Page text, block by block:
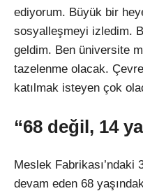
ediyorum. Büyük bir
sosyalleşmeyi izledim.
geldim. Ben üniversite
tazelenme olacak.
katılmak isteyen çok
“68 değil, 14
Meslek Fabrikası’ndaki
devam eden 68